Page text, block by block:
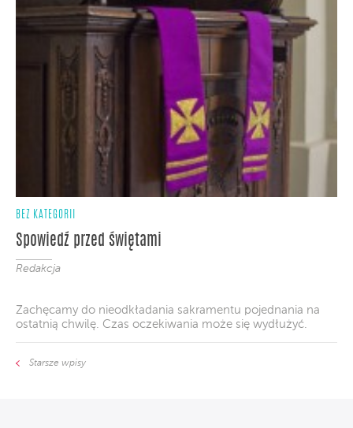
BEZ KATEGORII
Spowiedź przed świętami
Redakcja
Zachęcamy do nieodkładania sakramentu pojednania na
ostatnią chwilę. Czas oczekiwania może się wydłużyć.
Starsze wpisy